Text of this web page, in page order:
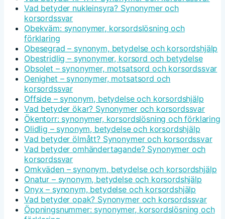
Vad betyder nukleinsyra? Synonymer och
korsordssvar
Obekväm: synonymer, korsordslösning och
förklaring
Obesegrad – synonym, betydelse och korsordshjälp
Obestridlig – synonymer, korsord och betydelse
Obsolet – synonymer, motsatsord och korsordssvar
Oenighet – synonymer, motsatsord och
korsordssvar
Offside – synonym, betydelse och korsordshjälp
Vad betyder ökar? Synonymer och korsordssvar
Ökentorr: synonymer, korsordslösning och förklaring
Olidlig – synonym, betydelse och korsordshjälp
Vad betyder ölmått? Synonymer och korsordssvar
Vad betyder omhändertagande? Synonymer och
korsordssvar
Omkväden – synonym, betydelse och korsordshjälp
Onatur – synonym, betydelse och korsordshjälp
Onyx – synonym, betydelse och korsordshjälp
Vad betyder opak? Synonymer och korsordssvar
Öppningsnummer: synonymer, korsordslösning och